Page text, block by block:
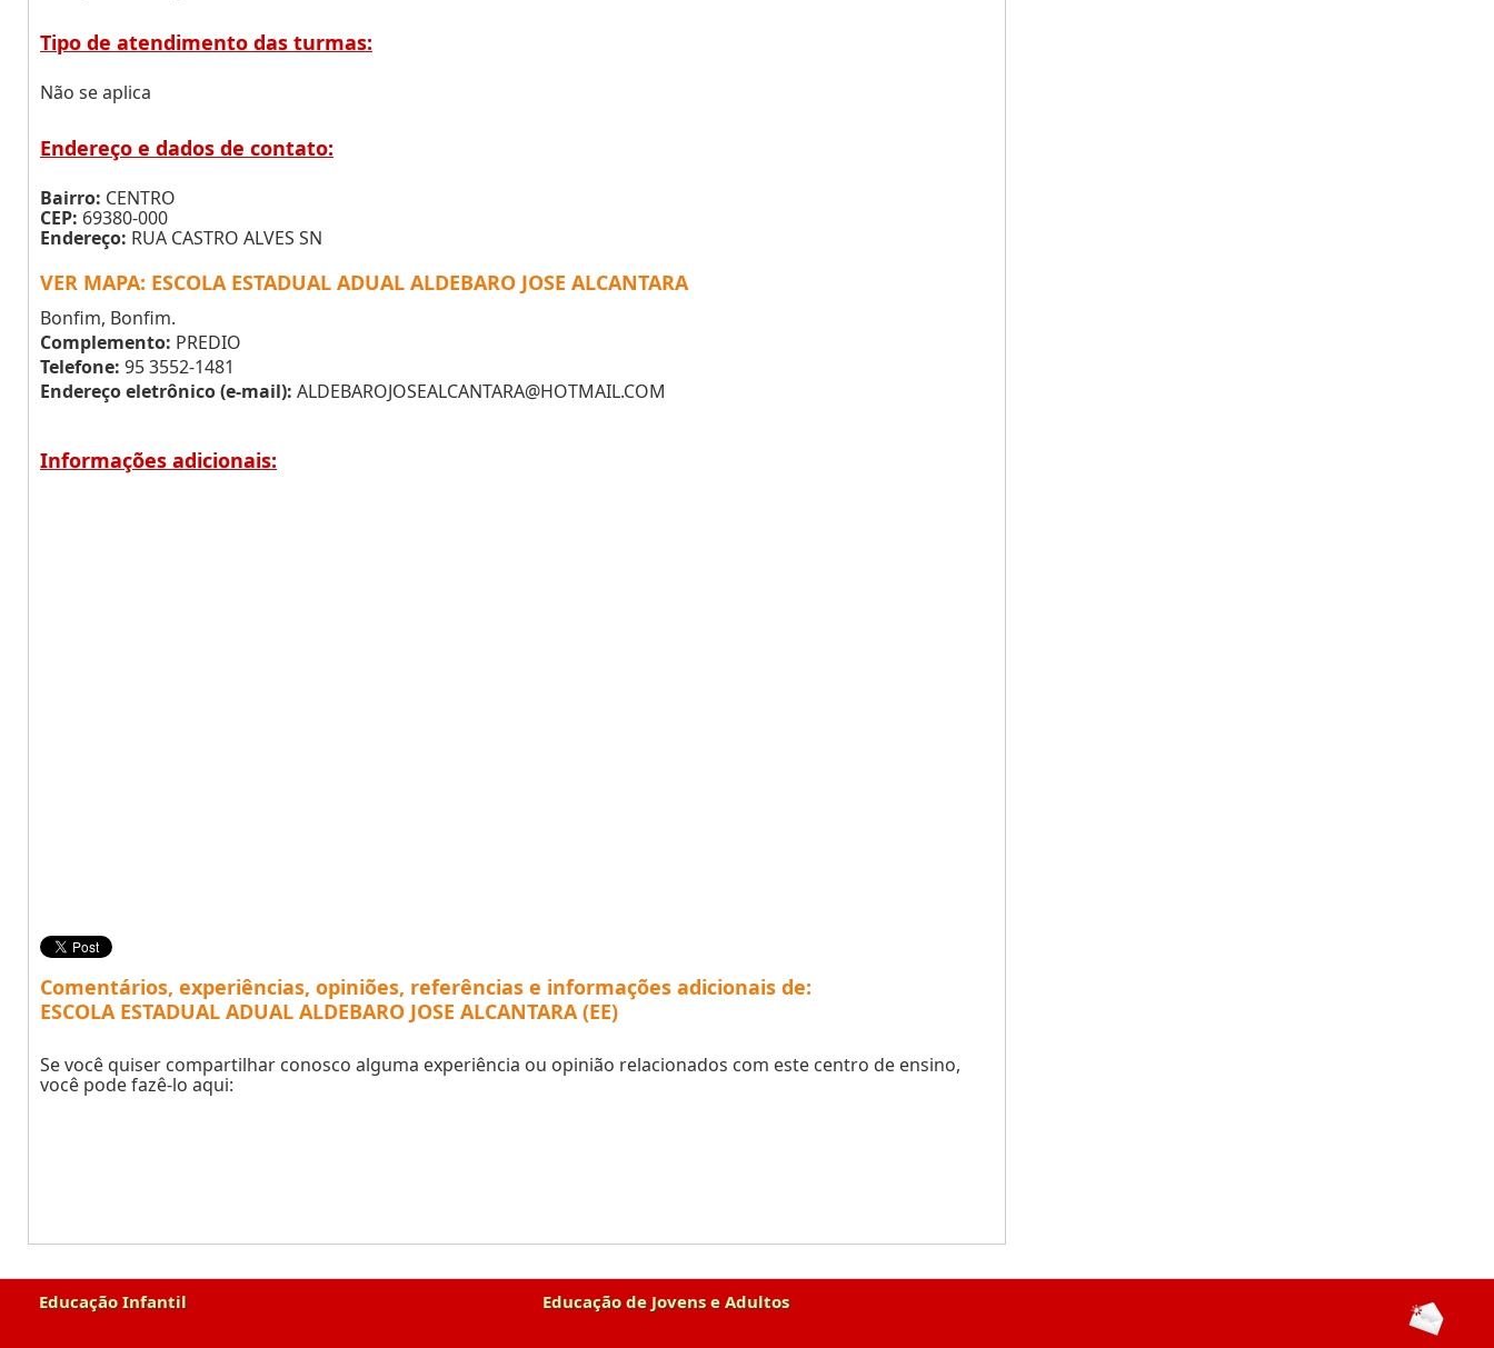
Tipo de atendimento das turmas:
Não se aplica
Endereço e dados de contato:
Bairro: CENTRO
CEP: 69380-000
Endereço: RUA CASTRO ALVES SN
VER MAPA: ESCOLA ESTADUAL ADUAL ALDEBARO JOSE ALCANTARA
Bonfim, Bonfim.
Complemento: PREDIO
Telefone: 95 3552-1481
Endereço eletrônico (e-mail): ALDEBAROJOSEALCANTARA@HOTMAIL.COM
Informações adicionais:
Comentários, experiências, opiniões, referências e informações adicionais de:
ESCOLA ESTADUAL ADUAL ALDEBARO JOSE ALCANTARA (EE)
Se você quiser compartilhar conosco alguma experiência ou opinião relacionados com este centro de ensino,
você pode fazê-lo aqui:
Educação Infantil Educação de Jovens e Adultos